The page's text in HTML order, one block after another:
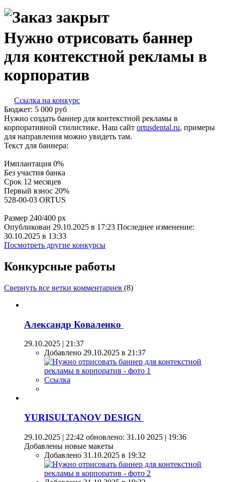
Нужно отрисовать баннер
для контекстной рекламы в
корпоратив
Ссылка на конкурс
Бюджет: 5 000 руб
Нужно создать баннер для контекстной рекламы в
корпоративной стилистике. Наш сайт ortusdental.ru, примеры
для направления можно увидеть там.
Текст для баннера:
Имплантация 0%
Без участия банка
Срок 12 месяцев
Первый взнос 20%
528-00-03 ORTUS
Размер 240/400 px
Опубликован 29.10.2025 в 17:23 Последнее изменение:
30.10.2025 в 13:33
Посмотреть другие конкурсы
Конкурсные работы
Свернуть все ветки комментариев (8)
Александр Коваленко
29.10.2025 | 21:37
Добавлено 29.10.2025 в 21:37
Ссылка
YURISULTANOV DESIGN
29.10.2025 | 22:42 обновлено: 31.10 2025 | 19:36
Добавлены новые макеты
Добавлено 31.10.2025 в 19:32